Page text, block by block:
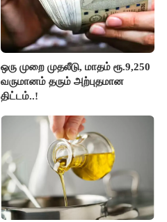
ஒரு முறை முதலீடு, மாதம் ரூ.9,250
வருமானம் தரும் அற்புதமான
திட்டம்..!